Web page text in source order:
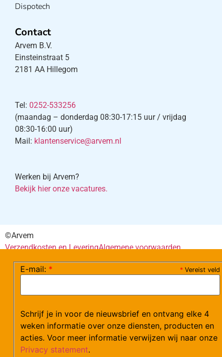
Dispotech
Contact
Arvem B.V.
Einsteinstraat 5
2181 AA Hillegom
Tel: 0252-533256
(maandag – donderdag 08:30-17:15 uur / vrijdag
08:30-16:00 uur)
Mail: klantenservice@arvem.nl
Werken bij Arvem?
Bekijk hier onze vacatures.
©Arvem
Verzendkosten en LeveringAlgemene voorwaarden
* Vereist veld
E-mail: *
Schrijf je in voor de nieuwsbrief en ontvang elke 4
weken informatie over onze diensten, producten en
acties. Voor meer informatie verwijzen wij naar onze
Privacy statement.